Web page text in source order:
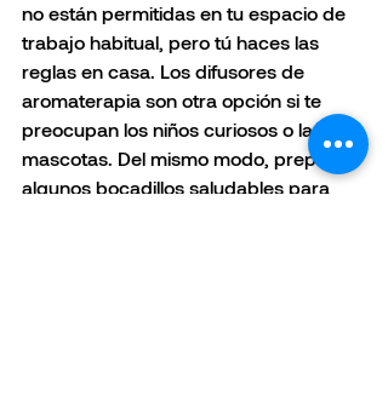
no están permitidas en tu espacio de
trabajo habitual, pero tú haces las
reglas en casa. Los difusores de
aromaterapia son otra opción si te
preocupan los niños curiosos o las
mascotas. Del mismo modo, prepara
algunos bocadillos saludables para